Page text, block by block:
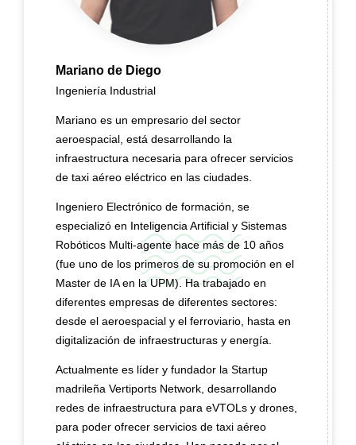
Mariano de Diego
Ingeniería Industrial
Mariano es un empresario del sector
aeroespacial, está desarrollando la
infraestructura necesaria para ofrecer servicios
de taxi aéreo eléctrico en las ciudades.
Ingeniero Electrónico de formación, se
especializó en Inteligencia Artificial y Sistemas
Robóticos Multi-agente hace más de 10 años
(fue uno de los primeros de su promoción en el
Master de IA en la UPM). Ha trabajado en
diferentes empresas de diferentes sectores:
desde el aeroespacial y el ferroviario, hasta en
digitalización de infraestructuras y energía.
Actualmente es líder y fundador la Startup
madrileña Vertiports Network, desarrollando
redes de infraestructura para eVTOLs y drones,
para poder ofrecer servicios de taxi aéreo